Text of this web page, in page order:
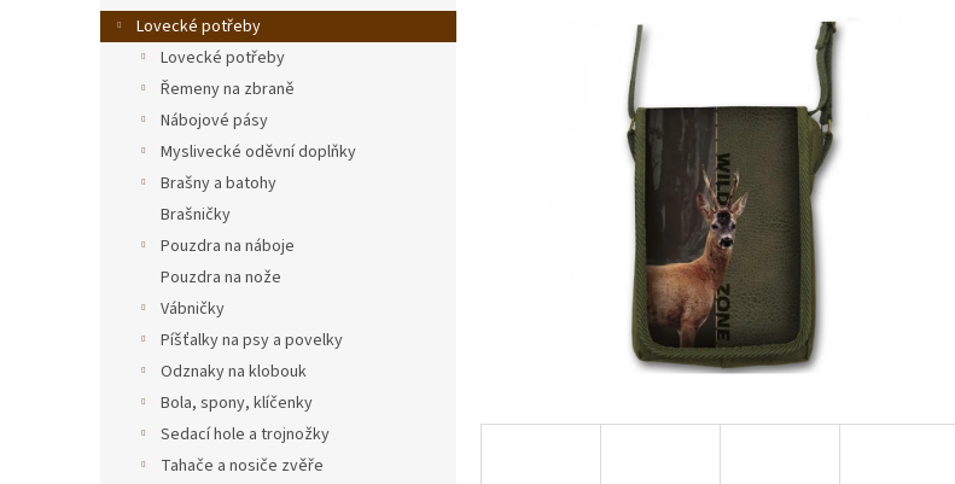
r
a
Lovecké potřeby
Lovecké potřeby
Řemeny na zbraně
Nábojové pásy
Myslivecké oděvní doplňky
Brašny a batohy
Brašničky
Pouzdra na náboje
Pouzdra na nože
Vábničky
Píšťalky na psy a povelky
Odznaky na klobouk
Bola, spony, klíčenky
Sedací hole a trojnožky
Tahače a nosiče zvěře